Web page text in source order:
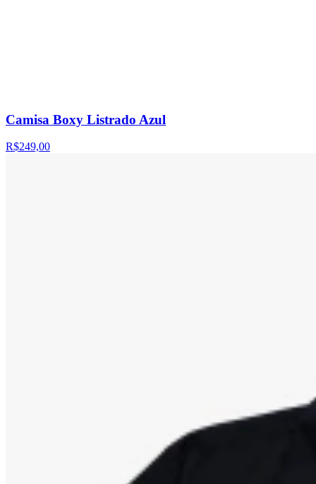
Camisa Boxy Listrado Azul
R$249,00